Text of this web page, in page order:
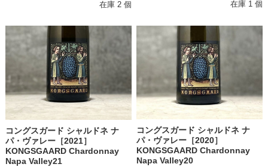
在庫 2 個
在庫 1 個
コングスガード シャルドネ ナ
パ・ヴァレー［2021］
KONGSGAARD Chardonnay
Napa Valley21
コングスガード シャルドネ ナ
パ・ヴァレー［2020］
KONGSGAARD Chardonnay
Napa Valley20